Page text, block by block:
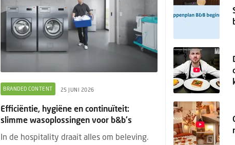
BRANDED CONTENT 25 JUNI 2026
Efficiëntie, hygiëne en continuïteit:
slimme wasoplossingen voor b&b's
In de hospitality draait alles om beleving.